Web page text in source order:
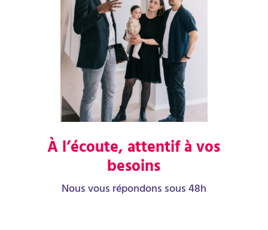
À l’écoute, attentif à vos
besoins
Nous vous répondons sous 48h